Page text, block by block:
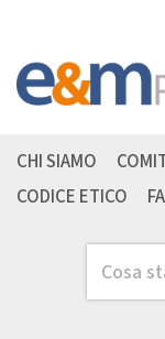
Cerca
CHI SIAMO
CODICE ETICO